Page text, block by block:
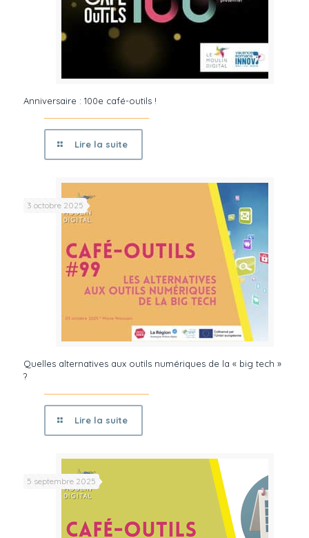
Anniversaire : 100e café-outils !
Lire la suite
3 octobre 2025
Quelles alternatives aux outils numériques de la « big tech »
?
Lire la suite
5 septembre 2025